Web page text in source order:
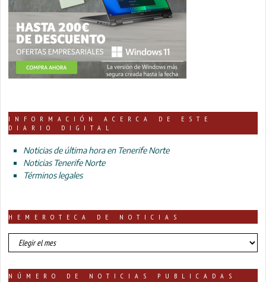
INFORMACIÓN ACERCA DE ESTE
DIARIO DIGITAL
Noticias de última hora en Tenerife Norte
Noticias Tenerife Norte
Términos legales
HEMEROTECA DE NOTICIAS
HEMEROTECA
DE
NÚMERO DE NOTICIAS PUBLICADAS